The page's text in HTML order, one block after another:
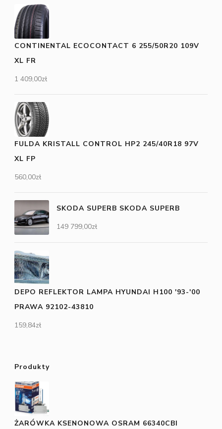
CONTINENTAL ECOCONTACT 6 255/50R20 109V
XL FR
1 409,00zł
FULDA KRISTALL CONTROL HP2 245/40R18 97V
XL FP
560,00zł
SKODA SUPERB SKODA SUPERB
149 799,00zł
DEPO REFLEKTOR LAMPA HYUNDAI H100 '93-'00
PRAWA 92102-43810
159,84zł
Produkty
ŻARÓWKA KSENONOWA OSRAM 66340CBI